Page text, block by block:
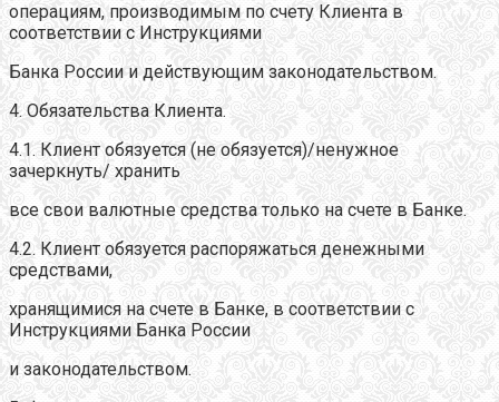
операциям, производимым по счету Клиента в
соответствии с Инструкциями
Банка России и действующим законодательством.
4. Обязательства Клиента.
4.1. Клиент обязуется (не обязуется)/ненужное
зачеркнуть/ хранить
все свои валютные средства только на счете в Банке.
4.2. Клиент обязуется распоряжаться денежными
средствами,
хранящимися на счете в Банке, в соответствии с
Инструкциями Банка России
и законодательством.